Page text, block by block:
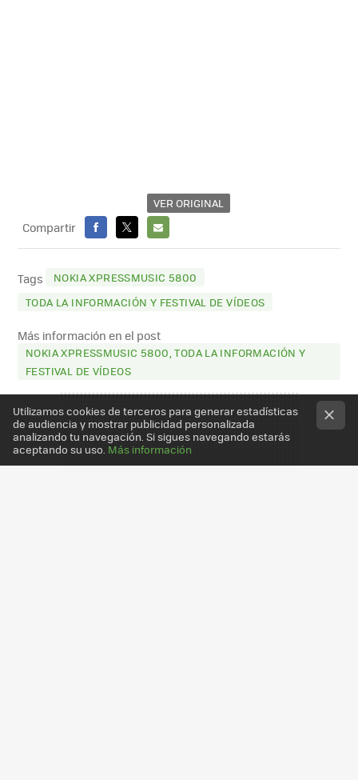
VER ORIGINAL
Compartir
FACEBOOK
X
E-
MAIL
Tags
NOKIA XPRESSMUSIC 5800
TODA LA INFORMACIÓN Y FESTIVAL DE VÍDEOS
Más información en el post
NOKIA XPRESSMUSIC 5800, TODA LA INFORMACIÓN Y
FESTIVAL DE VÍDEOS
Utilizamos cookies de terceros para generar estadísticas
de audiencia y mostrar publicidad personalizada
analizando tu navegación. Si sigues navegando estarás
aceptando su uso. Más información